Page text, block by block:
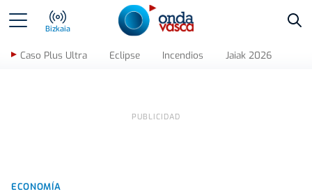
Bizkaia
Caso Plus Ultra Eclipse Incendios Jaiak 2026
ECONOMÍA